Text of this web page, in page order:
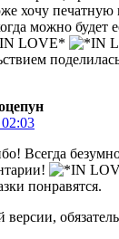
хочу
можно будет
Всегда
понравятся.
версии,